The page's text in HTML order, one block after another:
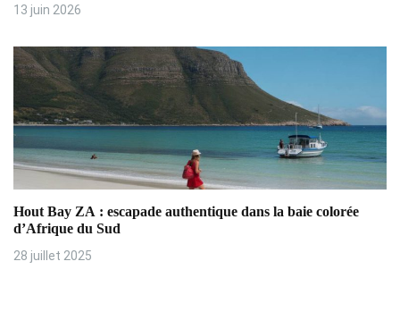
c
l
13 juin 2026
Hout Bay ZA : escapade authentique dans la baie colorée
d’Afrique du Sud
28 juillet 2025